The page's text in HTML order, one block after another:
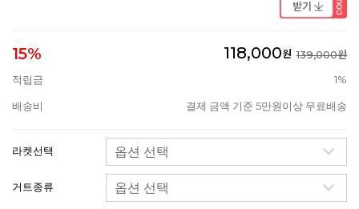
15% 118,000원 139,000원
적립금
1%
배송비 결제 금액 기준 5만원이상 무료배송
라켓선택
거트종류